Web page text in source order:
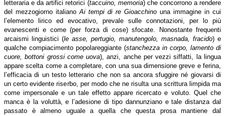
letteraria e da artifici retorici (taccuino, memoria) che concorrono a rendere
del mezzogiorno italiano Ai tempi di re Gioacchino una immagine in cui
l’elemento lirico ed evocativo, prevale sulle connotazioni, per lo più
evanescenti e come (per forza di cose) sfocate. Nonostante frequenti
arcaismi linguistici (le asse, pertugio, manutengolo, masnada, fracido) e
qualche compiacimento popolareggiante (stanchezza in corpo, lamento di
cuore, bottoni grossi come uova), anzi, anche per vezzi siffatti, la lingua
appare scelta come a completare, con una sua dimensione greve e ferina,
l’efficacia di un testo letterario che non sa ancora sfuggire né giovarsi di
un certo evidente riserbo, per modo che ne risulta una scrittura limpida ma
come impersonale e un tale effetto appare ricercato e voluto. Quel che
manca è la voluttà, e l’adesione di tipo dannunziano e tale distanza dal
passato è almeno uguale a quella che questa prosa mantiene dal